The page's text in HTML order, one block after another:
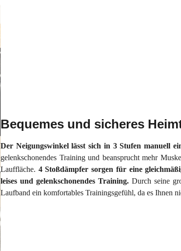
Bequemes und sicheres
Der Neigungswinkel lässt sich in 3 Stufen manuell
gelenkschonendes Training und beansprucht mehr
Lauffläche. 4 Stoßdämpfer sorgen für eine
leises und gelenkschonendes Training.Durch seine
Laufband ein komfortables Trainingsgefühl, da es Ihnen